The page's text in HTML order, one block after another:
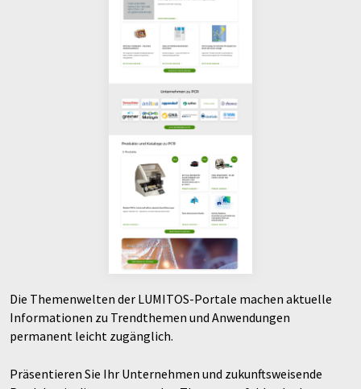
Die Themenwelten der LUMITOS-Portale machen aktuelle
Informationen zu Trendthemen und Anwendungen
permanent leicht zugänglich.
Präsentieren Sie Ihr Unternehmen und zukunftsweisende